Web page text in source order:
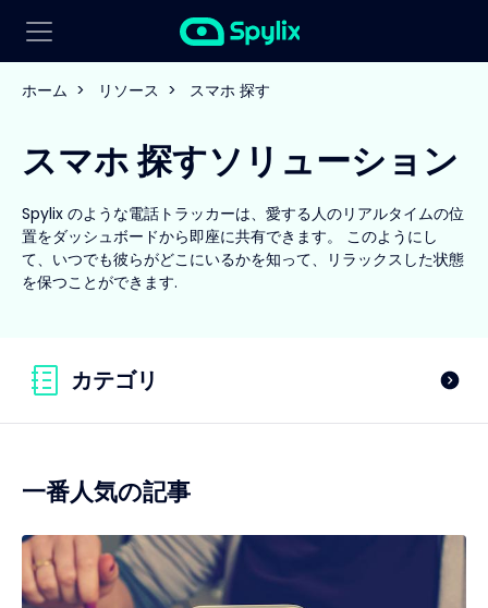
ホーム > リソース > スマホ 探す
スマホ 探すソリューション
Spylix のような電話トラッカーは、愛する人のリアルタイムの位
置をダッシュボードから即座に共有できます。 このようにし
て、いつでも彼らがどこにいるかを知って、リラックスした状態
を保つことができます.
カテゴリ
一番人気の記事